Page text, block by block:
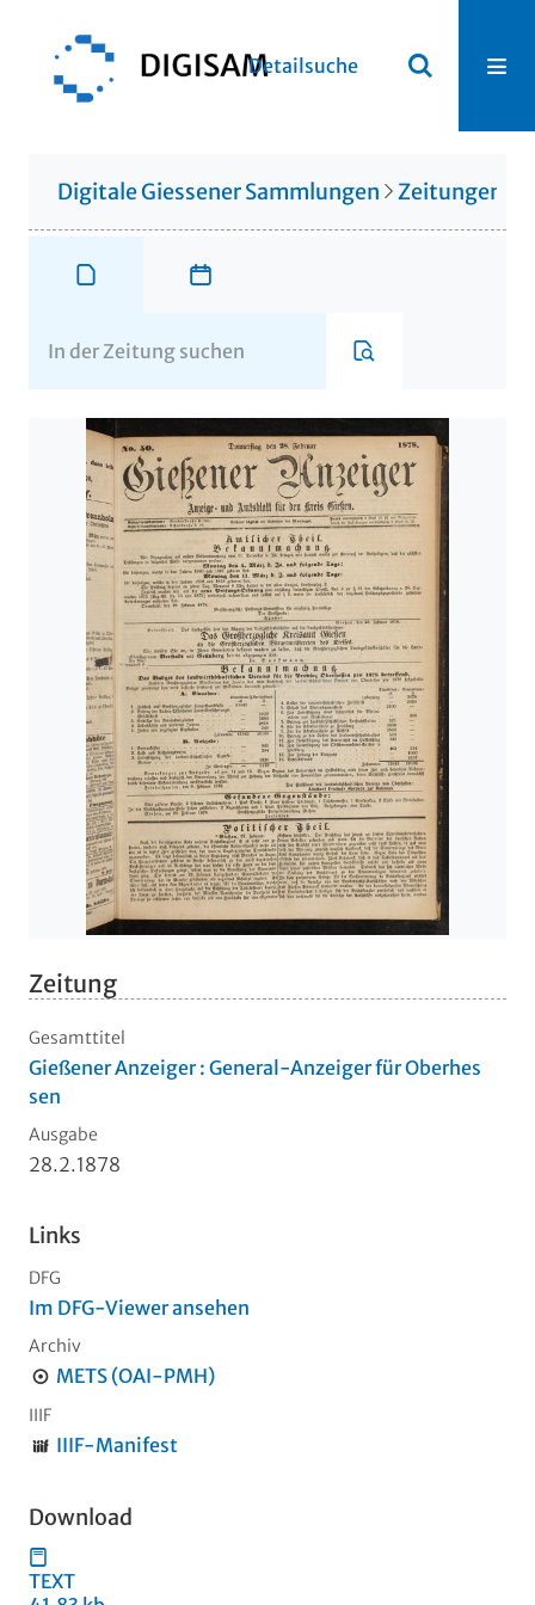
Detailsuche
Digitale Giessener Sammlungen Zeitungen
Zeitung
Gesamttitel
Gießener Anzeiger : General-Anzeiger für Oberhes
sen
Ausgabe
28.2.1878
Links
DFG
Im DFG-Viewer ansehen
Archiv
METS (OAI-PMH)
IIIF
IIIF-Manifest
Download
TEXT